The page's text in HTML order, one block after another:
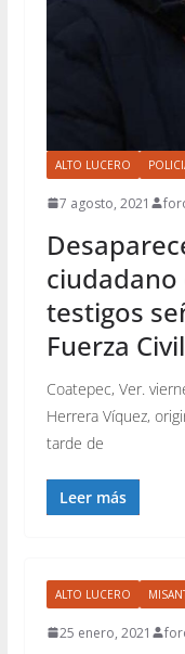
ALTO LUCERO
7 agosto, 2021
testigos
Fuerza Civil
Coatepec, Ver.
Herrera Víquez,
tarde de
Leer más
ALTO LUCERO
25 enero, 2021